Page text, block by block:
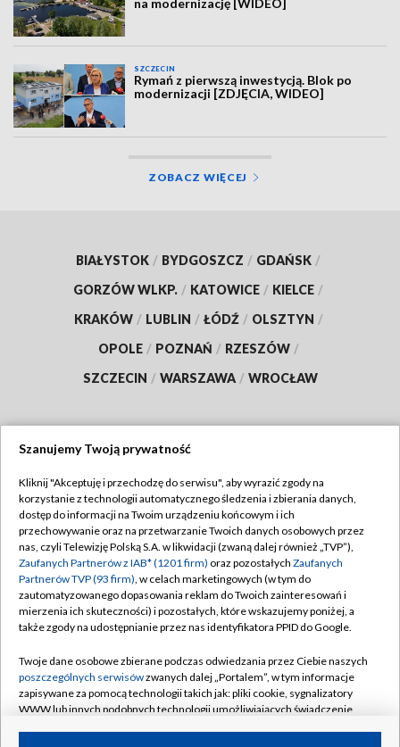
na modernizację [WIDEO]
SZCZECIN
Rymań z pierwszą inwestycją. Blok po
modernizacji [ZDJĘCIA, WIDEO]
ZOBACZ WIĘCEJ
BIAŁYSTOK / BYDGOSZCZ / GDAŃSK /
GORZÓW WLKP. / KATOWICE / KIELCE /
KRAKÓW / LUBLIN / ŁÓDŹ / OLSZTYN /
OPOLE / POZNAŃ / RZESZÓW /
SZCZECIN / WARSZAWA / WROCŁAW
TVP
Abonament TVP
Emisja w TVP
Centrum informacji TVP
Naziemna Telewizja Cyfrowa
Rada Programowa
System NOS
Informacje o nadawcy
Regulamin TVP
Polityka prywatności
Moje zgody
Pomoc
Kontakt
Kanały
Szanujemy Twoją prywatność
Kliknij "Akceptuję i przechodzę do serwisu", aby wyrazić zgody na
korzystanie z technologii automatycznego śledzenia i zbierania danych,
dostęp do informacji na Twoim urządzeniu końcowym i ich
przechowywanie oraz na przetwarzanie Twoich danych osobowych przez
nas, czyli Telewizję Polską S.A. w likwidacji (zwaną dalej również „TVP”),
Zaufanych Partnerów z IAB* (1201 firm) oraz pozostałych Zaufanych
Partnerów TVP (93 firm), w celach marketingowych (w tym do
zautomatyzowanego dopasowania reklam do Twoich zainteresowań i
mierzenia ich skuteczności) i pozostałych, które wskazujemy poniżej, a
także zgody na udostępnianie przez nas identyfikatora PPID do Google.
Twoje dane osobowe zbierane podczas odwiedzania przez Ciebie naszych
poszczególnych serwisówzwanych dalej „Portalem”, w tym informacje
zapisywane za pomocą technologii takich jak: pliki cookie, sygnalizatory
WWW lub innych podobnych technologii umożliwiających świadczenie